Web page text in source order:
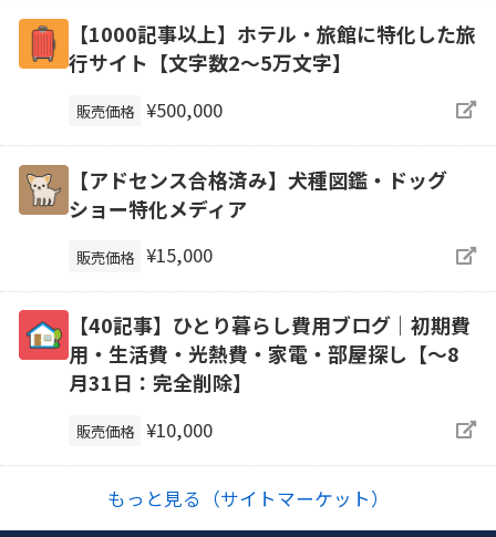
【1000記事以上】ホテル・旅館に特化した旅
行サイト【文字数2〜5万文字】
販売価格 ¥500,000
【アドセンス合格済み】犬種図鑑・ドッグ
ショー特化メディア
販売価格 ¥15,000
【40記事】ひとり暮らし費用ブログ｜初期費
用・生活費・光熱費・家電・部屋探し【～8
月31日：完全削除】
販売価格 ¥10,000
もっと見る（サイトマーケット）